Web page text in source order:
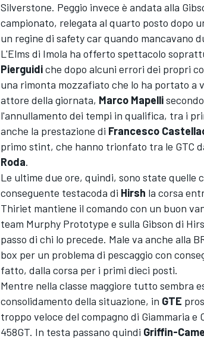
MONOPOSTO
Silverstone. Peggio invece è andata alla
campionato, relegata al quarto posto dopo
un regine di safety car quando mancavano
L'Elms di Imola ha offerto spettacolo
Pierguidiche dopo alcuni errori dei propri
una rimonta mozzafiato che lo ha portato a
attore della giornata, Marco Mapelli
l'annullamento dei tempi in qualifica, tra i
anche la prestazione di Francesco
primo stint, che hanno trionfato tra le GTC
Roda.
Le ultime due ore, quindi, sono state quelle
conseguente testacoda di Hirsh la corsa
Thiriet mantiene il comando con un buon
team Murphy Prototype e sulla Gibson di
passo di chi lo precede. Male va anche alla
box per un problema di pescaggio con
fatto, dalla corsa per i primi dieci posti.
Mentre nella classe maggiore tutto sembra
consolidamento della situazione, in GTE
troppo veloce del compagno di Giammaria e
458GT. In testa passano quindi Griffin-